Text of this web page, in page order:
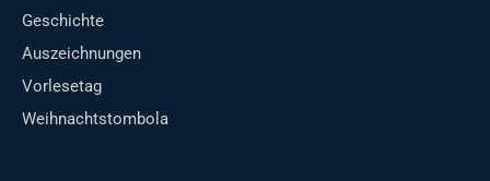
Geschichte
Auszeichnungen
Vorlesetag
Weihnachtstombola